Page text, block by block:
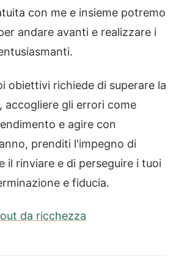
con me e insieme potremo
andare avanti e realizzare i
obiettivi richiede di superare la
accogliere gli errori come
e agire con
prenditi l'impegno di
il rinviare e di perseguire i tuoi
e fiducia.
da ricchezza